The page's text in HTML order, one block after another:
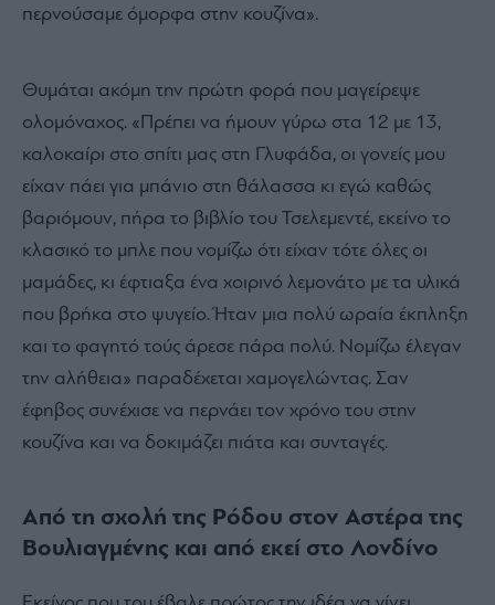
περνούσαμε όμορφα στην κουζίνα».
Θυμάται ακόμη την πρώτη φορά που μαγείρεψε
ολομόναχος. «Πρέπει να ήμουν γύρω στα 12 με 13,
καλοκαίρι στο σπίτι μας στη Γλυφάδα, οι γονείς μου
είχαν πάει για μπάνιο στη θάλασσα κι εγώ καθώς
βαριόμουν, πήρα το βιβλίο του Τσελεμεντέ, εκείνο το
κλασικό το μπλε που νομίζω ότι είχαν τότε όλες οι
μαμάδες, κι έφτιαξα ένα χοιρινό λεμονάτο με τα υλικά
που βρήκα στο ψυγείο. Ήταν μια πολύ ωραία έκπληξη
και το φαγητό τούς άρεσε πάρα πολύ. Νομίζω έλεγαν
την αλήθεια» παραδέχεται χαμογελώντας. Σαν
έφηβος συνέχισε να περνάει τον χρόνο του στην
κουζίνα και να δοκιμάζει πιάτα και συνταγές.
Από τη σχολή της Ρόδου στον Αστέρα της
Βουλιαγμένης και από εκεί στο Λονδίνο